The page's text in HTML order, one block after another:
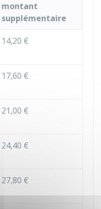
montant
supplémentaire
14,20 €
17,60 €
21,00 €
24,40 €
27,80 €